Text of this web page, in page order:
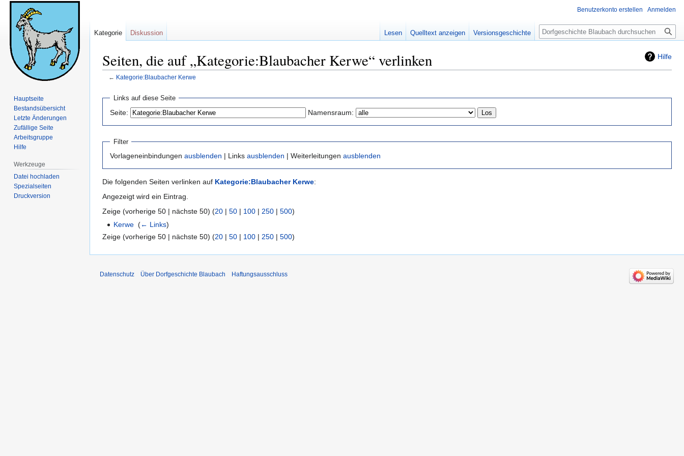
Hilfe
Seiten, die auf „Kategorie:Blaubacher Kerwe“ verlinken
← Kategorie:Blaubacher Kerwe
Navigation
springen
springen
Links auf diese Seite
Seite: Namensraum:
Filter
Vorlageneinbindungen ausblenden | Links ausblenden | Weiterleitungen ausblenden
Die folgenden Seiten verlinken auf Kategorie:Blaubacher Kerwe:
Angezeigt wird ein Eintrag.
Zeige (vorherige 50 | nächste 50) (20 | 50 | 100 | 250 | 500)
Kerwe ‎(← Links)
Zeige (vorherige 50 | nächste 50) (20 | 50 | 100 | 250 | 500)
Benutzerkonto erstellen Anmelden
Kategorie Diskussion Lesen Quelltext anzeigen Versionsgeschichte Suche
Hauptseite
Bestandsübersicht
Letzte Änderungen
Zufällige Seite
Arbeitsgruppe
Hilfe
Werkzeuge
Datei hochladen
Spezialseiten
Druckversion
Datenschutz Über Dorfgeschichte Blaubach Haftungsausschluss